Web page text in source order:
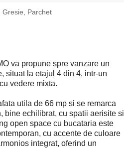
Gresie, Parchet
va propune spre vanzare un
situat la etajul 4 din 4, intr-un
vedere mixta.
utila de 66 mp si se remarca
bine echilibrat, cu spatii aerisite si
open space cu bucataria este
cu accente de culoare
integrat, oferind un